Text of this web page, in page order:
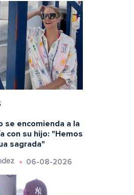
se encomienda a la
con su hijo: "Hemos
sagrada"
06-08-2026